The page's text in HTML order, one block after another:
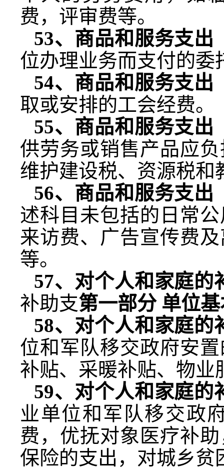
费，评审费等。
53、商品和服务支出
位办理业务而支付的委
54、商品和服务支出
取或安排的工会经费。
55、商品和服务支出
供劳务或销售产品应
维护建设税、资源税和
56、商品和服务支出
述科目未包括的日常
来访费、广告宣传费
等。
57、对个人和家庭的
补助支第一部分 单位
58、对个人和家庭的
位和军队移交政府安
补贴、采暖补贴、物业
59、对个人和家庭的
业单位和军队移交政
费，优抚对象医疗补
保险的支出，对城乡贫